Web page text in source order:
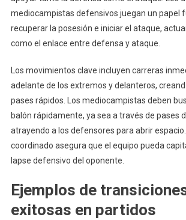
mediocampistas defensivos juegan un papel
recuperar la posesión e iniciar el ataque,
como el enlace entre defensa y ataque.
Los movimientos clave incluyen carreras
adelante de los extremos y delanteros,
pases rápidos. Los mediocampistas deben
balón rápidamente, ya sea a través de pases
atrayendo a los defensores para abrir
coordinado asegura que el equipo pueda
lapse defensivo del oponente.
Ejemplos de
exitosas en partidos